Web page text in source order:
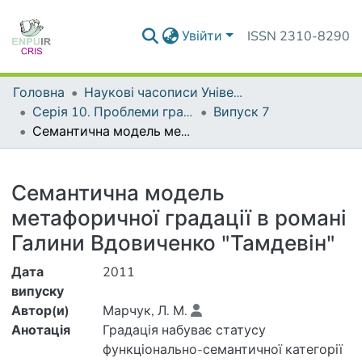
Увійти ISSN 2310-8290
Головна
Наукові часописи Університету
Серія 10. Проблеми граматики і лексикології української мови
Випуск 7
Семантична модель метафоричної градації в романі Галини Вдовиченко "Тамдевін"
Семантична модель
метафоричної градації в романі
Галини Вдовиченко "Тамдевін"
Дата
випуску
2011
Автор(и)
Марчук, Л. М.
Анотація
Градація набуває статусу
функціонально-семантичної категорії